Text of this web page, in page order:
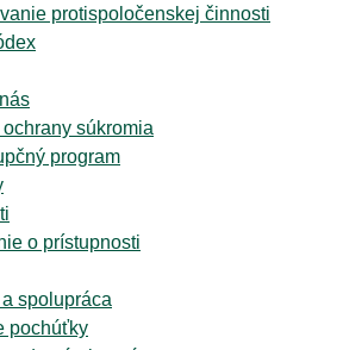
protispoločenskej činnosti
súkromia
program
o prístupnosti
spolupráca
pochúťky